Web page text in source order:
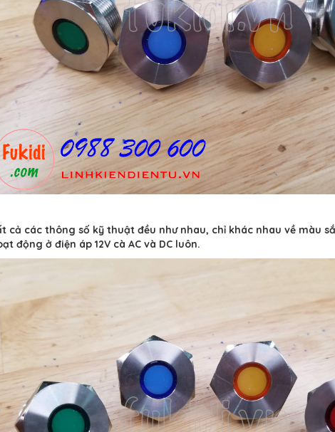
cả các thông số kỹ thuật đều như nhau, chỉ khác nhau về màu
động ở điện áp 12V cà AC và DC luôn.